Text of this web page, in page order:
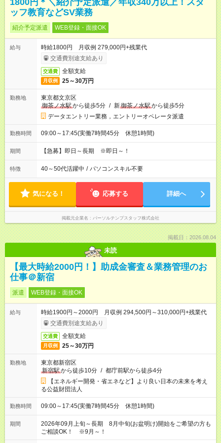
1800円＊＼紹介予定派遣／年収340万以上！スタ
ッフ教育などSV業務
紹介予定派遣 WEB登録・面接OK
給与
時給1800円 月収例 279,000円+残業代
交通費別途支給あり
交通費 全額支給
月収例 25～30万円
勤務地
東京都文京区
御茶ノ水駅から徒歩5分 / 新御茶ノ水駅から徒歩5分
データエントリー業務，エントリーオペレータ派遣
勤務時間 09:00～17:45(実働7時間45分 休憩1時間)
期間 【急募】即日～長期 ※即日～！
特徴 40～50代活躍中 / パソコンスキル不要
気になる！ 応募する 詳細へ
掲載元企業名 パーソルテンプスタッフ株式会社
掲載日：2026.08.04
未読
【最大時給2000円！】助成金審査＆業務管理のお
仕事＠新宿
派遣 WEB登録・面接OK
給与
時給1900円～2000円 月収例 294,500円～310,000円+残業代
交通費別途支給あり
交通費 全額支給
月収例 25～30万円
勤務地
東京都新宿区
新宿駅から徒歩10分 / 都庁前駅から徒歩4分
【エネルギー開発・省エネなど】より良い日本の未来を考え
る公益財団法人
勤務時間 09:00～17:45(実働7時間45分 休憩1時間)
期間
2026年09月上旬～長期 8月中旬(お盆明け)開始をご希望の方も
ご相談OK！ ※9月～！